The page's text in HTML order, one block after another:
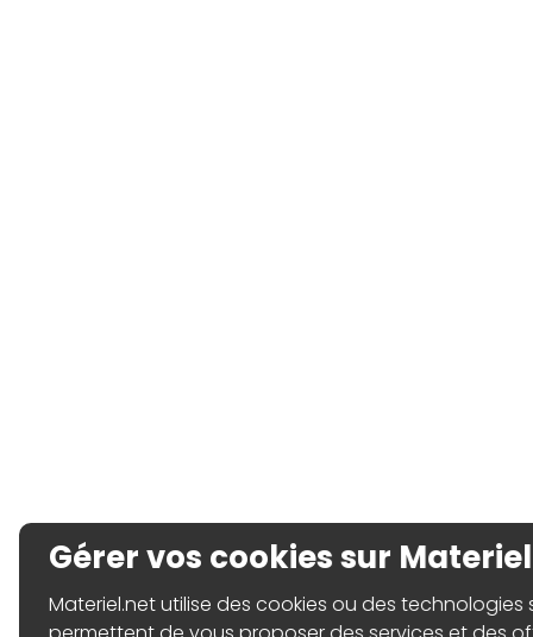
Gérer vos cookies sur
Materiel.net utilise des cookies ou des technologies